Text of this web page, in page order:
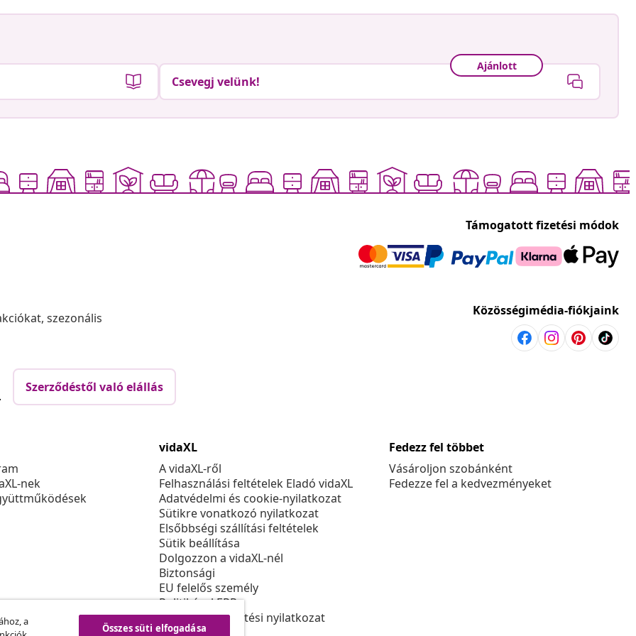
Ajánlott
Csevegj velünk!
Támogatott fizetési módok
szezonális Közösségimédia-fiókjaink
Szerződéstől való elállás
nek
vidaXL
A vidaXL-ről
Felhasználási feltételek Eladó vidaXL
Adatvédelmi és cookie-nyilatkozat
Sütikre vonatkozó nyilatkozat
Elsőbbségi szállítási feltételek
Sütik beállítása
Dolgozzon a vidaXL-nél
Biztonsági
EU felelős személy
Politikával EPR
Akadálymentesítési nyilatkozat
Fedezz fel többet
Vásároljon szobánként
Fedezze fel a kedvezményeket
a
Összes süti elfogadása